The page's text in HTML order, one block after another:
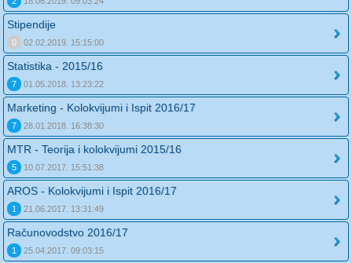
Stipendije
0 02.02.2019. 15:15:00
Statistika - 2015/16
7 01.05.2018. 13:23:22
Marketing - Kolokvijumi i Ispit 2016/17
7 28.01.2018. 16:38:30
MTR - Teorija i kolokvijumi 2015/16
5 10.07.2017. 15:51:38
AROS - Kolokvijumi i Ispit 2016/17
1 21.06.2017. 13:31:49
Računovodstvo 2016/17
1 25.04.2017. 09:03:15